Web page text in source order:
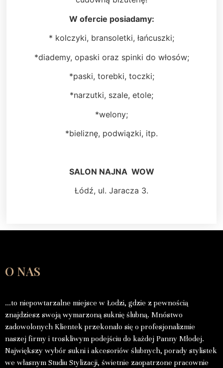
W ofercie posiadamy:
* kolczyki, bransoletki, łańcuszki;
*diademy, opaski oraz spinki do włosów;
*paski, torebki, toczki;
*narzutki, szale, etole;
*welony;
*bieliznę, podwiązki, itp.
SALON NAJNA WOW
Łódź, ul. Jaracza 3.
O NAS
…to niepowtarzalne miejsce w Łodzi, gdzie z pewnością
znajdziesz swoją wymarzoną suknię ślubną. Mnóstwo
zadowolonych Klientek przekonało się o profesjonalizmie
naszej firmy i troskliwym podejściu do każdej Panny Młodej.
Największy wybór sukni i akcesoriów ślubnych, porady stylistek
we własnym Studiu Stylizacji, świetnie zaopatrzone pracownie